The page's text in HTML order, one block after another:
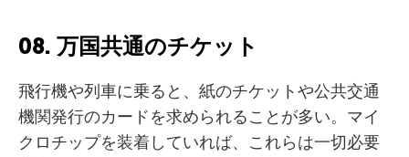
08. 万国共通のチケット
飛行機や列車に乗ると、紙のチケットや公共交通
機関発行のカードを求められることが多い。マイ
クロチップを装着していれば、これらは一切必要